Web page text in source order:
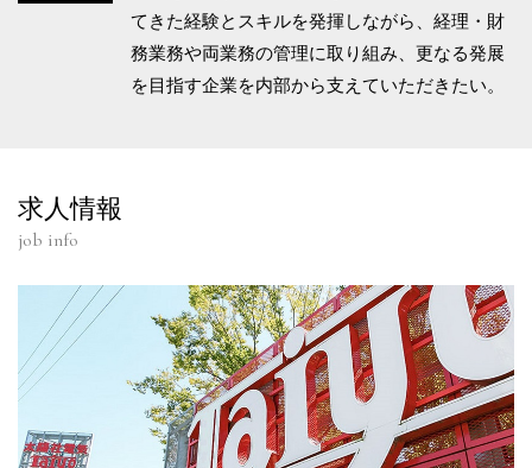
てきた経験とスキルを発揮しながら、経理・財
務業務や両業務の管理に取り組み、更なる発展
を目指す企業を内部から支えていただきたい。
求人情報
job info